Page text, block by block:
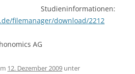
filemanager/download/2212
AG
12. Dezember 2009 unter